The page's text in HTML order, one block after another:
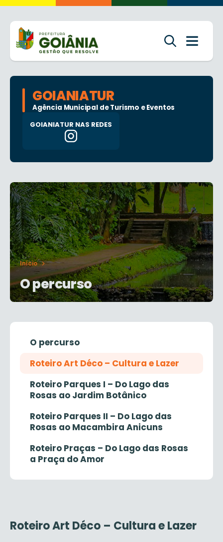
GOIANIATUR
Agência Municipal de Turismo e Eventos
GOIANIATUR NAS REDES
Início
O percurso
O percurso
Roteiro Art Déco – Cultura e Lazer
Roteiro Parques I – Do Lago das
Rosas ao Jardim Botânico
Roteiro Parques II – Do Lago das
Rosas ao Macambira Anicuns
Roteiro Praças – Do Lago das Rosas
a Praça do Amor
Roteiro Art Déco – Cultura e Lazer